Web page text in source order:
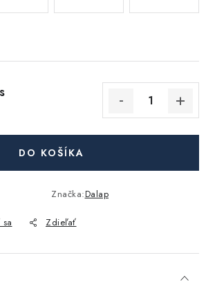
doprava
Obchodné podmienky
DO KOŠÍKA
Značka:Dalap
Zdieľať